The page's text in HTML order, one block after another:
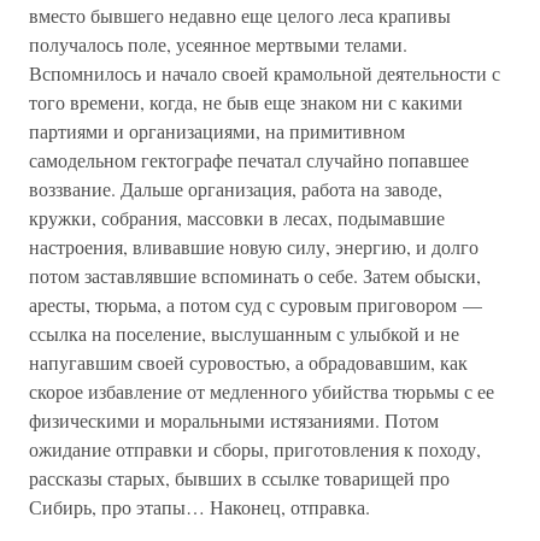
вместо бывшего недавно еще целого леса крапивы
получалось поле, усеянное мертвыми телами.
Вспомнилось и начало своей крамольной деятельности с
того времени, когда, не быв еще знаком ни с какими
партиями и организациями, на примитивном
самодельном гектографе печатал случайно попавшее
воззвание. Дальше организация, работа на заводе,
кружки, собрания, массовки в лесах, подымавшие
настроения, вливавшие новую силу, энергию, и долго
потом заставлявшие вспоминать о себе. Затем обыски,
аресты, тюрьма, а потом суд с суровым приговором —
ссылка на поселение, выслушанным с улыбкой и не
напугавшим своей суровостью, а обрадовавшим, как
скорое избавление от медленного убийства тюрьмы с ее
физическими и моральными истязаниями. Потом
ожидание отправки и сборы, приготовления к походу,
рассказы старых, бывших в ссылке товарищей про
Сибирь, про этапы… Наконец, отправка.